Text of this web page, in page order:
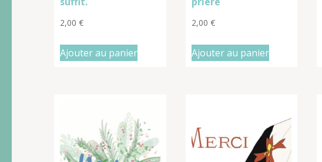
2,00 €
Ajouter au panier
2,00 €
Ajouter au panier